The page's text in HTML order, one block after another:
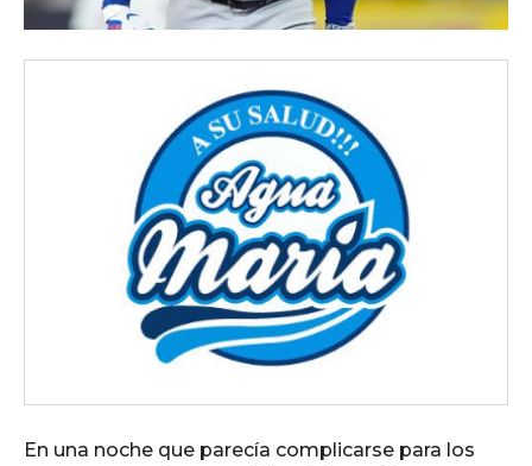
En una noche que parecía complicarse para los